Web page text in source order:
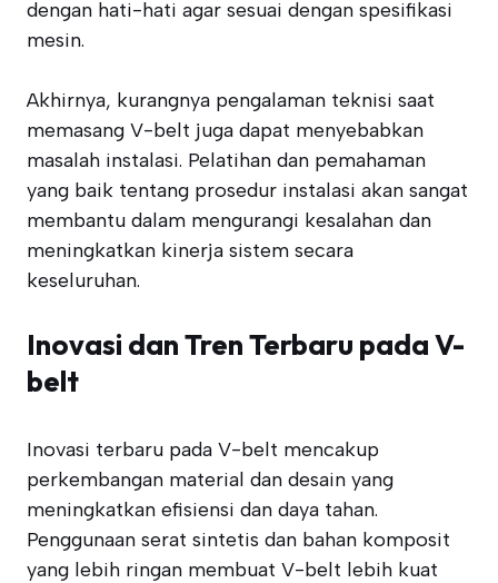
dengan hati-hati agar sesuai dengan spesifikasi
mesin.
Akhirnya, kurangnya pengalaman teknisi saat
memasang V-belt juga dapat menyebabkan
masalah instalasi. Pelatihan dan pemahaman
yang baik tentang prosedur instalasi akan sangat
membantu dalam mengurangi kesalahan dan
meningkatkan kinerja sistem secara
keseluruhan.
Inovasi dan Tren Terbaru pada V-
belt
Inovasi terbaru pada V-belt mencakup
perkembangan material dan desain yang
meningkatkan efisiensi dan daya tahan.
Penggunaan serat sintetis dan bahan komposit
yang lebih ringan membuat V-belt lebih kuat